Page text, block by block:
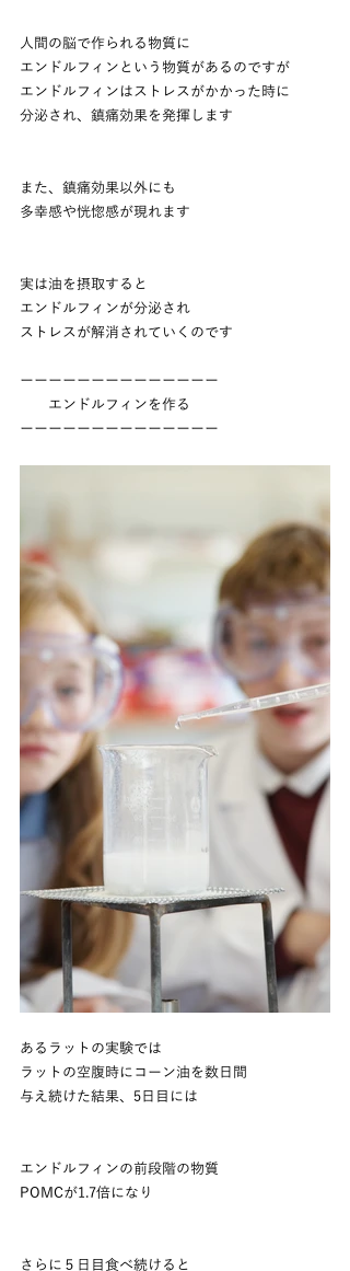
人間の脳で作られる物質に
エンドルフィンという物質があるのですが
エンドルフィンはストレスがかかった時に
分泌され、鎮痛効果を発揮します
また、鎮痛効果以外にも
多幸感や恍惚感が現れます
実は油を摂取すると
エンドルフィンが分泌され
ストレスが解消されていくのです
ーーーーーーーーーーーーーー
エンドルフィンを作る
ーーーーーーーーーーーーーー
あるラットの実験では
ラットの空腹時にコーン油を数日間
与え続けた結果、5日目には
エンドルフィンの前段階の物質
POMCが1.7倍になり
さらに５日目食べ続けると